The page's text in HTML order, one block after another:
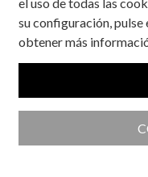
su configuración, pulse
obtener más